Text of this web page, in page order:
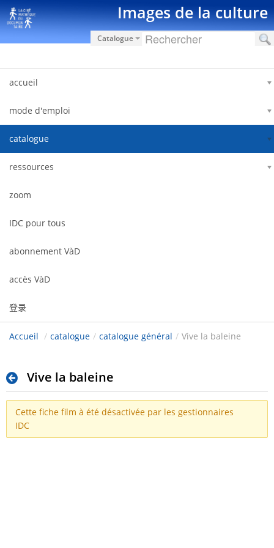
跳转到内容 Images de la culture
Catalogue
accueil
mode d'emploi
catalogue
ressources
zoom
IDC pour tous
abonnement VàD
accès VàD
登录
Accueil / catalogue / catalogue général / Vive la baleine
Vive la baleine
Cette fiche film à été désactivée par les gestionnaires
IDC